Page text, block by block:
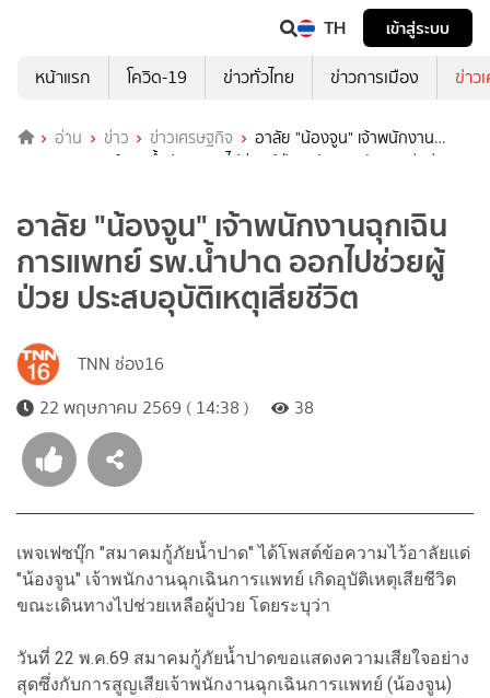
TH
เข้าสู่ระบบ
หน้าแรก
โควิด-19 ข่าวทั่วไทย ข่าวการเมือง ข่าว
อ่าน ข่าว ข่าวเศรษฐกิจ
อาลัย "น้องจูน" เจ้าพนักงาน
ฉุกเฉินการแพทย์ รพ.น้ำปาด ออกไปช่วยผู้ป่วย ประสบอุบัติเหตุเสียชีวิต
อาลัย "น้องจูน" เจ้าพนักงานฉุกเฉิน
การแพทย์ รพ.น้ำปาด ออกไปช่วยผู้
ป่วย ประสบอุบัติเหตุเสียชีวิต
TNN ช่อง16
22 พฤษภาคม 2569 ( 14:38 )
38
เพจเฟซบุ๊ก "สมาคมกู้ภัยน้ำปาด" ได้โพสต์ข้อความไว้อาลัยแด่
"น้องจูน" เจ้าพนักงานฉุกเฉินการแพทย์ เกิดอุบัติเหตุเสียชีวิต
ขณะเดินทางไปช่วยเหลือผู้ป่วย โดยระบุว่า
วันที่ 22 พ.ค.69 สมาคมกู้ภัยน้ำปาดขอแสดงความเสียใจอย่าง
สุดซึ่งกับการสูญเสียเจ้าพนักงานฉุกเฉินการแพทย์ (น้องจูน)